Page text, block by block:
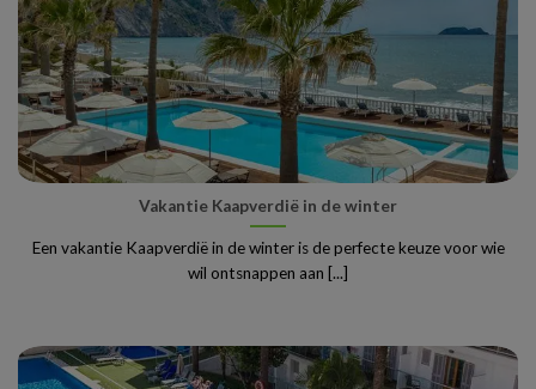
Vakantie Kaapverdië in de winter
Een vakantie Kaapverdië in de winter is de perfecte keuze voor wie
wil ontsnappen aan [...]